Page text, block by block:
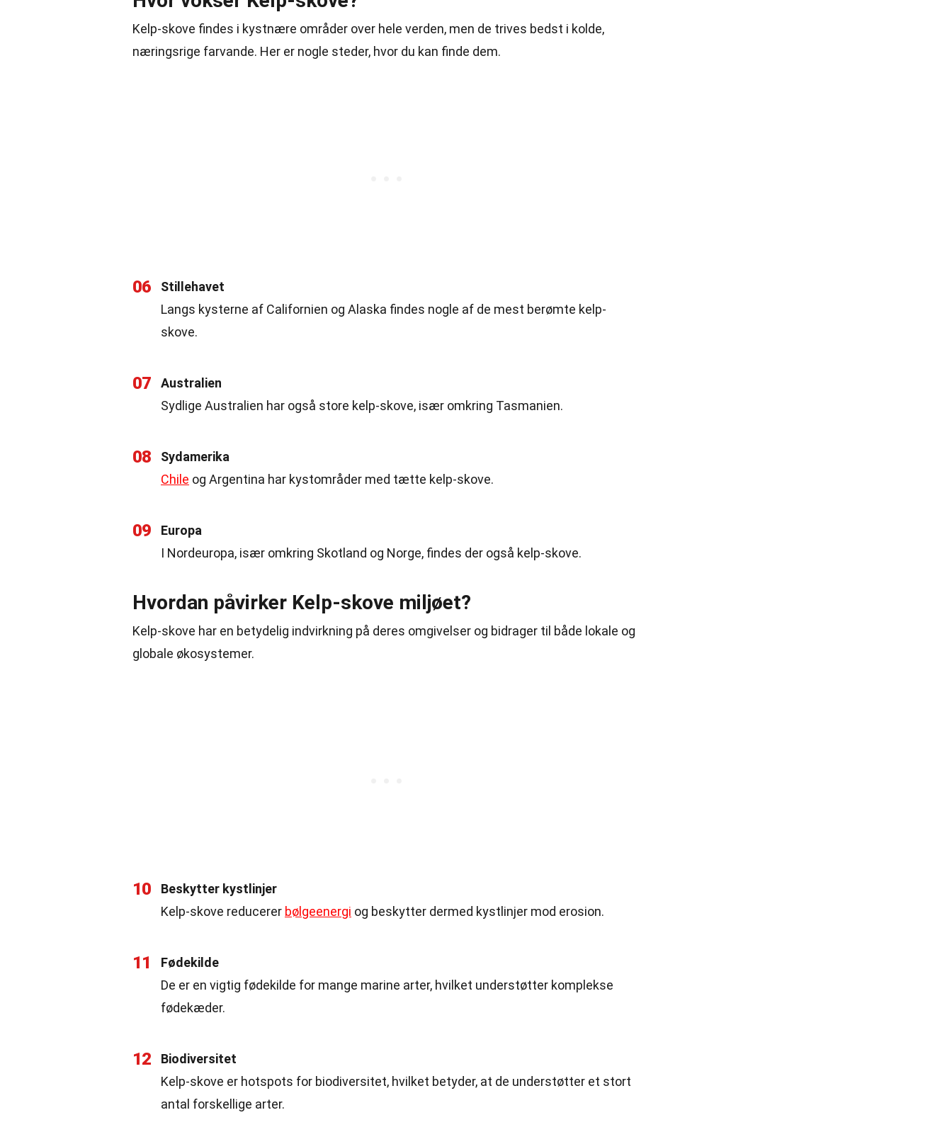
Kelp-skove findes i kystnære områder over hele verden, men de trives bedst i kolde,
næringsrige farvande. Her er nogle steder, hvor du kan finde dem.
06
Stillehavet
Langs kysterne af Californien og Alaska findes nogle af de mest berømte kelp-
skove.
07
Australien
Sydlige Australien har også store kelp-skove, især omkring Tasmanien.
08
Sydamerika
Chile og Argentina har kystområder med tætte kelp-skove.
09
Europa
I Nordeuropa, især omkring Skotland og Norge, findes der også kelp-skove.
Hvordan påvirker Kelp-skove miljøet?
Kelp-skove har en betydelig indvirkning på deres omgivelser og bidrager til både lokale og
globale økosystemer.
10
Beskytter kystlinjer
Kelp-skove reducerer bølgeenergi og beskytter dermed kystlinjer mod erosion.
11
Fødekilde
De er en vigtig fødekilde for mange marine arter, hvilket understøtter komplekse
fødekæder.
12
Biodiversitet
Kelp-skove er hotspots for biodiversitet, hvilket betyder, at de understøtter et stort
antal forskellige arter.